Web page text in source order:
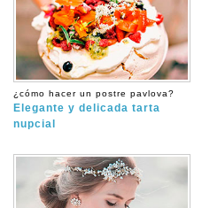
¿cómo hacer un postre pavlova?
Elegante y delicada tarta
nupcial